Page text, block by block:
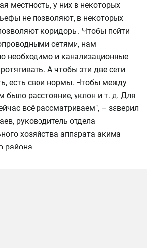
местность, у них в некоторых
не позволяют, в некоторых
коридоры. Чтобы пойти
сетями, нам
необходимо и канализационные
А чтобы эти две сети
есть свои нормы. Чтобы между
было расстояние, уклон и т. д. Для
всё рассматриваем", – заверил
руководитель отдела
хозяйства аппарата акима
района.